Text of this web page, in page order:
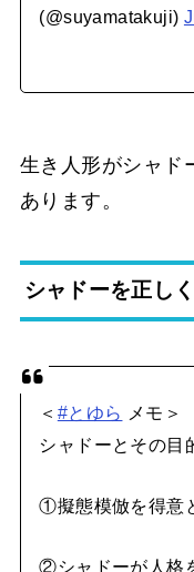
(@suyamatakuji)
生き人形がシャド
あります。
シャドーを正し
＜ #とゆら
メモ＞
シャドーとその目
①擬態模倣を得意
②シャドーが人格